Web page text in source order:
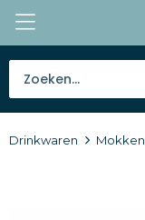
Tassen
Drinkwaren Mokken